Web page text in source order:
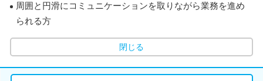
周囲と円滑にコミュニケーションを取りながら業務を進め
られる方
閉じる